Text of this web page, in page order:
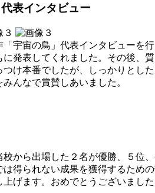
表インタビュー
宇宙の鳥」代表インタビューを
発表してくれました。その後、
け本番でしたが、しっかりとし
んなで賞賛しあいました。
から出場した２名が優勝、５位
得られない成果を獲得するため
げます。おめでとうございました